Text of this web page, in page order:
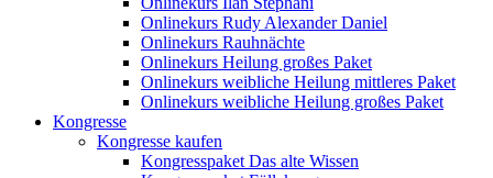
Onlinekurs Rudy Alexander Daniel
Onlinekurs Rauhnächte
Onlinekurs Heilung großes Paket
Onlinekurs weibliche Heilung mittleres Paket
Onlinekurs weibliche Heilung großes Paket
Kongresse
Kongresse kaufen
Kongresspaket Das alte Wissen